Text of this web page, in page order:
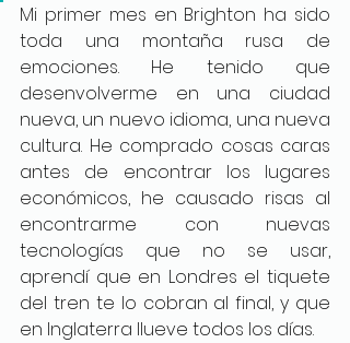
Mi primer mes en Brighton ha sido
toda una montaña rusa de
emociones. He tenido que
desenvolverme en una ciudad
nueva, un nuevo idioma, una nueva
cultura. He comprado cosas caras
antes de encontrar los lugares
económicos, he causado risas al
encontrarme con nuevas
tecnologías que no se usar,
aprendí que en Londres el tiquete
del tren te lo cobran al final, y que
en Inglaterra llueve todos los días.